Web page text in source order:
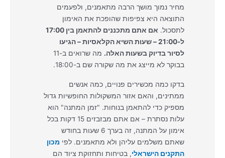
מחיר נמוך מושך הרבה מתאמנים, ולפעמים
התוצאה היא צפיפות שהופכת את האימון
לתסכול.
אם אתם מתכננים להתאמן בין 17:00
ל-21:00 – שעות השיא הקלאסיות – הגיעו
לסיור בדיוק בשעות האלה.
מה שרואים ב-11
בבוקר לא מייצג את מה שקורה שם ב-18:00.
בדקו כמה מכשירים פנויים, כמה אנשים
ממתינים, והאם אזור המשקולות החופשיות גדול
מספיק כדי להתאמן בנוחות. "זמן המתנה" הוא
עלות נסתרת – אם אתם מבזבזים 15 דקות בכל
אימון על המתנה, זה בערך 6 שעות בחודש
שאתם משלמים עליהן ולא מתאמנים. לפי מכון
התקנים הישראלי, בטיחות ותחזוקת ציוד הם